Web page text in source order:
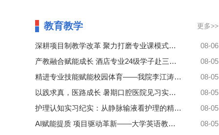
教育教学 更多>>
深耕项目制教学改革 聚力打磨专业课模式——武术与民族传统体育专业召开线上专题教研交流会
08-06
产教融合赋能成长 酒店专业24级学子赴三亚美高梅开启顶岗实习
08-05
精进专业技能赋能校园体育——我院李江涛老师参加中国网球协会匹克球C级教练员培训班
08-05
以践求真，医路成长 暑期口腔医院见习实践心得新闻稿
08-05
护理认知实习纪实：从静脉输液看护理的精准、严谨与守护
08-05
AI赋能提质 项目驱动革新——大学英语教学团队推进教学数字化转型
08-05